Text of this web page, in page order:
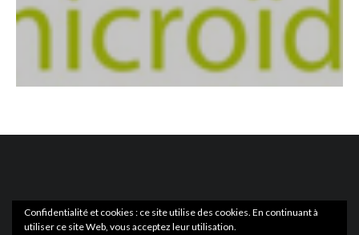
Confidentialité et cookies : ce site utilise des cookies. En continuant à
utiliser ce site Web, vous acceptez leur utilisation.